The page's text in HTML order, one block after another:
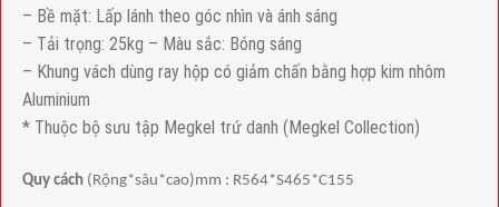
– Bề mặt: Lấp lánh theo góc nhìn và ánh sáng
– Tải trọng: 25kg – Màu sắc: Bóng sáng
– Khung vách dùng ray hộp có giảm chấn bằng hợp kim nhôm
Aluminium
* Thuộc bộ sưu tập Megkel trứ danh (Megkel Collection)
Quy cách (Rộng*sâu*cao)mm : R564*S465*C155